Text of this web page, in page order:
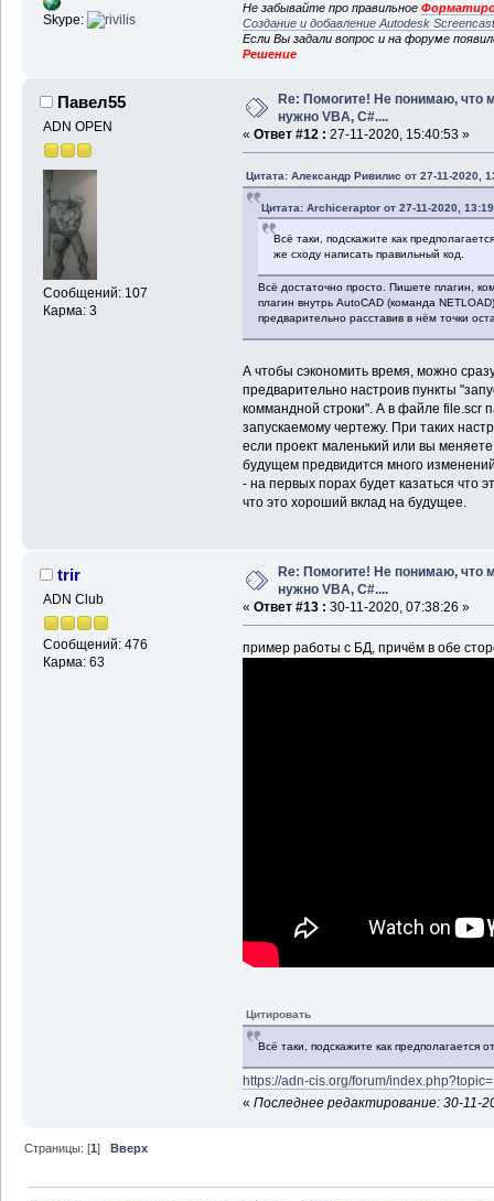
Skype:
Не забывайте про правильное
Создание и добавление Autodesk
Если Вы задали вопрос и на форуме
Решение
Павел55
ADN OPEN
Сообщений: 107
Карма: 3
Re: Помогите! Не понимаю, что
нужно VBA, C#....
« Ответ #12 : 27-11-2020, 15:40:53 »
Цитата: Александр Ривилис от 27-11-2020,
Цитата: Archiceraptor от 27-11-2020,
Всё таки, подскажите как
же сходу написать правильный код.
Всё достаточно просто. Пишете плагин,
плагин внутрь AutoCAD (команда
предварительно расставив в нём точки
А чтобы сэкономить время, можно
предварительно настроив пункты
коммандной строки". А в файле file.scr
запускаемому чертежу. При таких
если проект маленький или вы
будущем предвидится много
- на первых порах будет казаться что
что это хороший вклад на будущее.
trir
ADN Club
Сообщений: 476
Карма: 63
Re: Помогите! Не понимаю, что
нужно VBA, C#....
« Ответ #13 : 30-11-2020, 07:38:26 »
пример работы с БД, причём в обе
Цитировать
Всё таки, подскажите как предполагается
https://adn-cis.org/forum/
« Последнее редактирование: 30-11-
Страницы: [1] Вверх